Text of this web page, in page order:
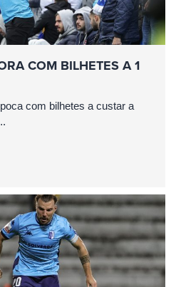
COM BILHETES A 1
com bilhetes a custar a